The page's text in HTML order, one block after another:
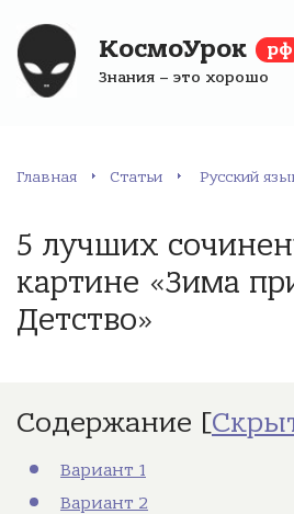
КосмоУрок рф
Знания – это хорошо
Главная Статьи Русский
5 лучших
картине «Зима
Детство»
Содержание [
Вариант 1
Вариант 2